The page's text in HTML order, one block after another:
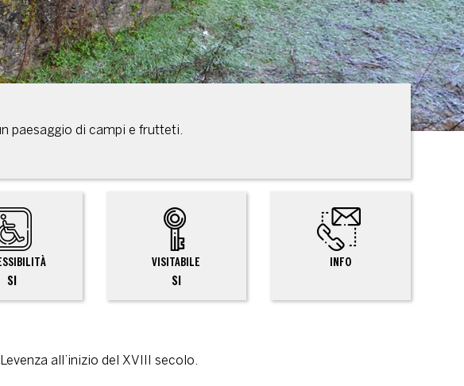
paesaggio di campi e frutteti.
SI
VISITABILE
SI
INFO
all’inizio del XVIII secolo.